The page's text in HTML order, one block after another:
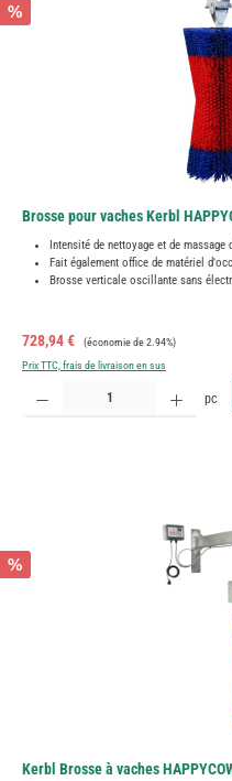
%
Brosse pour vaches Kerbl
Intensité de nettoyage et de massage
Fait également office de matériel
Brosse verticale oscillante sans
Prix de vente :
728,94 € Prix régulier :
(économie de 2.94%)
Prix TTC, frais de livraison en sus
Quantité de produit : Entrez la quantité
pc
%
Kerbl Brosse à vaches